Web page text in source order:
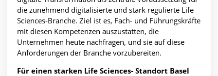
die zunehmend digitalisierte und stark regulierte Life
Sciences-Branche. Ziel ist es, Fach- und Führungskräfte
mit diesen Kompetenzen auszustatten, die
Unternehmen heute nachfragen, und sie auf diese
Anforderungen der Branche vorzubereiten.
Für einen starken Life Sciences- Standort Basel